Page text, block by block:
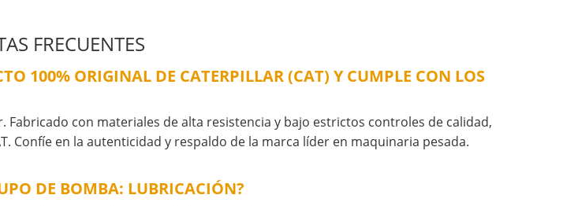
FRECUENTES
100% ORIGINAL DE CATERPILLAR (CAT) Y CUMPLE CON LOS
Fabricado con materiales de alta resistencia y bajo estrictos controles de calidad,
en la autenticidad y respaldo de la marca líder en maquinaria pesada.
DE BOMBA: LUBRICACIÓN?